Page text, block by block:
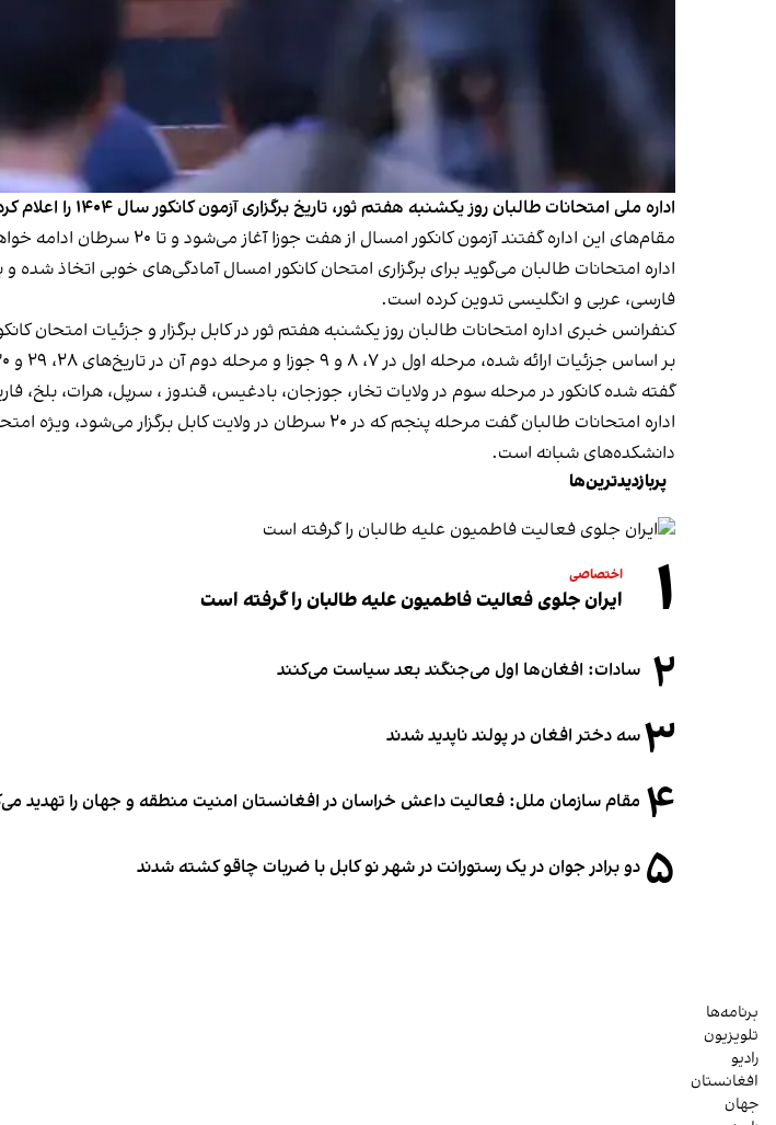
اداره ملی امتحانات طالبان روز یکشنبه هفتم ثور، تاریخ برگزاری آزمون کانکور سال ۱۴۰۴ را اعلام کرد.
مقام‌های این اداره گفتند آزمون کانکور امسال از هفت جوزا آغاز می‌شود و تا ۲۰ سرطان ادامه خواهد یافت. کانکور امسال در پنج مرحله برگزار خواهد شد.
اداره امتحانات طالبان می‌گوید برای برگزاری امتحان کانکور امسال آمادگی‌های خوبی اتخاذ
فارسی، عربی و انگلیسی تدوین کرده است.
کنفرانس خبری اداره امتحانات طالبان روز یکشنبه هفتم ثور در کابل برگزار و جزئیات امتحان
بر اساس جزئیات ارائه شده، مرحله اول در ۷، ۸ و ۹ جوزا و مرحله دوم آن در تاریخ‌های ۲۸، ۲۹ و ۳۰ جوزا همان ماه برگزار می‌شود.
گفته شده کانکور در مرحله سوم در ولایات تخار، جوزجان، بادغیس، قندوز ، سرپل، هرات، بلخ،
اداره امتحانات طالبان گفت مرحله پنجم که در ۲۰ سرطان در
دانشکده‌های شبانه است.
پربازدیدترین‌ها
۱ اختصاصی
ایران جلوی فعالیت فاطمیون علیه طالبان را گرفته است
۲ سادات: افغان‌ها اول می‌جنگند بعد سیاست می‌کنند
۳سه دختر افغان در پولند ناپدید شدند
۴ مقام سازمان ملل: فعالیت داعش خراسان در افغانستان امنیت منطقه و جهان را تهدید
۵ دو برادر جوان در یک رستورانت در شهر نو کابل با ضربات چاقو کشته شدند
برنامه‌ها
تلویزیون
رادیو
افغانستان
جهان